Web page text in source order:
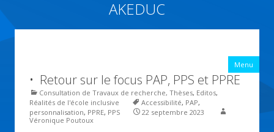
AKEDUC
Menu
• Retour sur le focus PAP, PPS et PPRE
Consultation de Travaux de recherche, Thèses, Editos,
Réalités de l'école inclusive
Accessibilité, PAP,
personnalisation, PPRE, PPS
22 septembre 2023
Véronique Poutoux